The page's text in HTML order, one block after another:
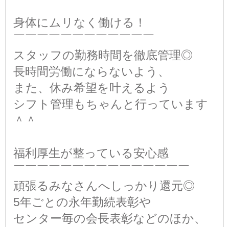
身体にムリなく働ける！
￣￣￣￣￣￣￣￣￣￣￣￣
スタッフの勤務時間を徹底管理◎
長時間労働にならないよう、
また、休み希望を叶えるよう
シフト管理もちゃんと行っています
＾＾
福利厚生が整っている安心感
￣￣￣￣￣￣￣￣￣￣￣￣￣￣￣
頑張るみなさんへしっかり還元◎
5年ごとの永年勤続表彰や
センター毎の会長表彰などのほか、